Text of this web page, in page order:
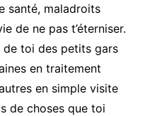
santé, maladroits
de ne pas t’éterniser.
de toi des petits gars
en traitement
en simple visite
de choses que toi